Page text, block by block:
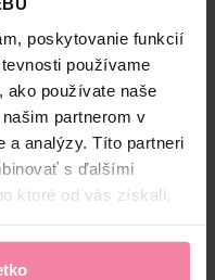
poskytovanie funkcií
používame
ako používate naše
partnerom v
a analýzy. Títo partneri
s ďalšími
ktoré od vás získali,